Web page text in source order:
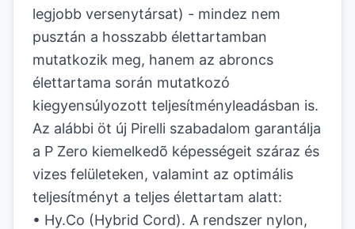
legjobb versenytársat) - mindez nem
pusztán a hosszabb élettartamban
mutatkozik meg, hanem az abroncs
élettartama során mutatkozó
kiegyensúlyozott teljesítményleadásban is.
Az alábbi öt új Pirelli szabadalom garantálja
a P Zero kiemelkedõ képességeit száraz és
vizes felületeken, valamint az optimális
teljesítményt a teljes élettartam alatt:
• Hy.Co (Hybrid Cord). A rendszer nylon,